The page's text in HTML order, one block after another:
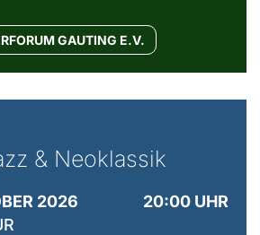
GAUTING E.V.
& Neoklassik
2026
20:00 UHR